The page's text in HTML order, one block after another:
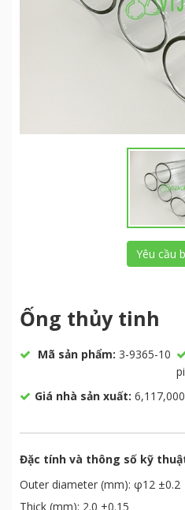
Yêu cầu
Ống thủy tinh
Mã sản phẩm: 3-9365-10
Giá nhà sản xuất:
Đặc tính và thông số kỹ
Outer diameter (mm): φ12 ±0.2
Thick (mm): 2.0 ±0.15